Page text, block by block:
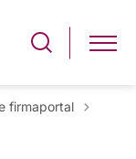
til
firmaportal